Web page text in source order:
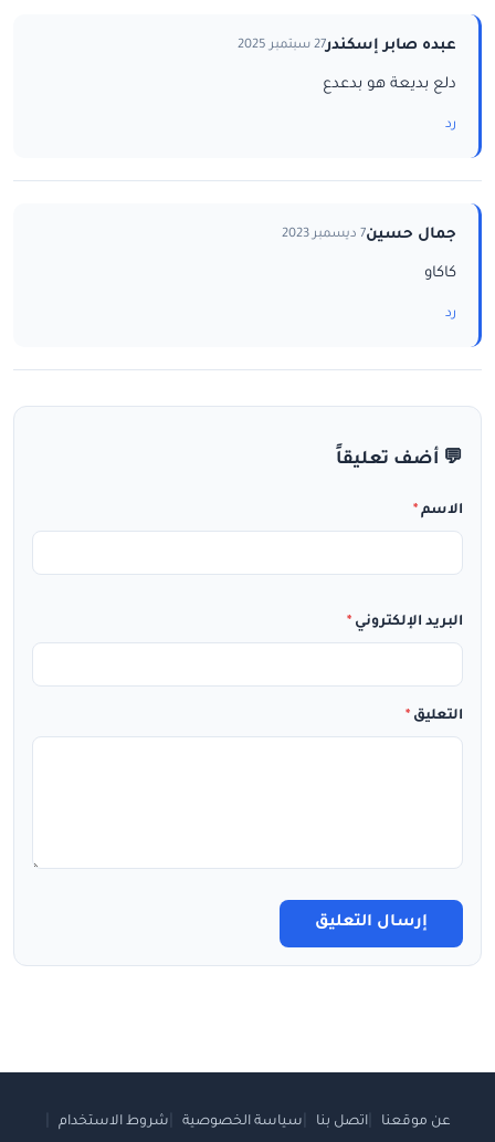
عبده صابر إسكندر27 سبتمبر 2025
دلع بديعة هو بدعدع
رد
جمال حسين7 ديسمبر 2023
كاكاو
رد
💬 أضف تعليقاً
الاسم *
البريد الإلكتروني *
التعليق *
إرسال التعليق
عن موقعنا اتصل بنا سياسة الخصوصية شروط الاستخدام